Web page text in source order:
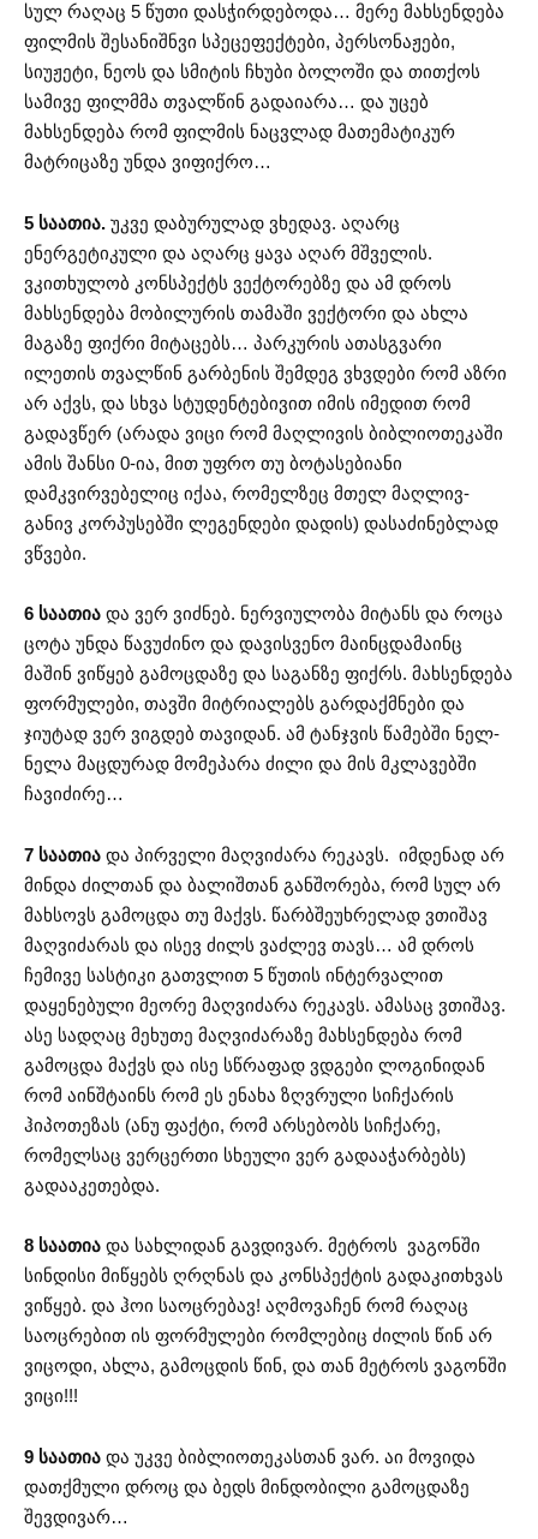
სულ რაღაც 5 წუთი დასჭირდებოდა… მერე მახსენდება
ფილმის შესანიშნვი სპეცეფექტები, პერსონაჟები,
სიუჟეტი, ნეოს და სმიტის ჩხუბი ბოლოში და თითქოს
სამივე ფილმმა თვალწინ გადაიარა… და უცებ
მახსენდება რომ ფილმის ნაცვლად მათემატიკურ
მატრიცაზე უნდა ვიფიქრო…
5 საათია. უკვე დაბურულად ვხედავ. აღარც
ენერგეტიკული და აღარც ყავა აღარ მშველის.
ვკითხულობ კონსპექტს ვექტორებზე და ამ დროს
მახსენდება მობილურის თამაში ვექტორი და ახლა
მაგაზე ფიქრი მიტაცებს… პარკურის ათასგვარი
ილეთის თვალწინ გარბენის შემდეგ ვხვდები რომ აზრი
არ აქვს, და სხვა სტუდენტებივით იმის იმედით რომ
გადავწერ (არადა ვიცი რომ მაღლივის ბიბლიოთეკაში
ამის შანსი 0-ია, მით უფრო თუ ბოტასებიანი
დამკვირვებელიც იქაა, რომელზეც მთელ მაღლივ-
განივ კორპუსებში ლეგენდები დადის) დასაძინებლად
ვწვები.
6 საათია და ვერ ვიძნებ. ნერვიულობა მიტანს და როცა
ცოტა უნდა წავუძინო და დავისვენო მაინცდამაინც
მაშინ ვიწყებ გამოცდაზე და საგანზე ფიქრს. მახსენდება
ფორმულები, თავში მიტრიალებს გარდაქმნები და
ჯიუტად ვერ ვიგდებ თავიდან. ამ ტანჯვის წამებში ნელ-
ნელა მაცდურად მომეპარა ძილი და მის მკლავებში
ჩავიძირე…
7 საათია და პირველი მაღვიძარა რეკავს. იმდენად არ
მინდა ძილთან და ბალიშთან განშორება, რომ სულ არ
მახსოვს გამოცდა თუ მაქვს. წარბშეუხრელად ვთიშავ
მაღვიძარას და ისევ ძილს ვაძლევ თავს… ამ დროს
ჩემივე სასტიკი გათვლით 5 წუთის ინტერვალით
დაყენებული მეორე მაღვიძარა რეკავს. ამასაც ვთიშავ.
ასე სადღაც მეხუთე მაღვიძარაზე მახსენდება რომ
გამოცდა მაქვს და ისე სწრაფად ვდგები ლოგინიდან
რომ აინშტაინს რომ ეს ენახა ზღვრული სიჩქარის
ჰიპოთეზას (ანუ ფაქტი, რომ არსებობს სიჩქარე,
რომელსაც ვერცერთი სხეული ვერ გადააჭარბებს)
გადააკეთებდა.
8 საათია და სახლიდან გავდივარ. მეტროს ვაგონში
სინდისი მიწყებს ღრღნას და კონსპექტის გადაკითხვას
ვიწყებ. და ჰოი საოცრებავ! აღმოვაჩენ რომ რაღაც
საოცრებით ის ფორმულები რომლებიც ძილის წინ არ
ვიცოდი, ახლა, გამოცდის წინ, და თან მეტროს ვაგონში
ვიცი!!!
9 საათია და უკვე ბიბლიოთეკასთან ვარ. აი მოვიდა
დათქმული დროც და ბედს მინდობილი გამოცდაზე
შევდივარ…